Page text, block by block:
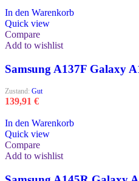
In den Warenkorb
Quick view
Compare
Add to wishlist
Samsung A137F Galaxy
Zustand: Gut
139,91 €
In den Warenkorb
Quick view
Compare
Add to wishlist